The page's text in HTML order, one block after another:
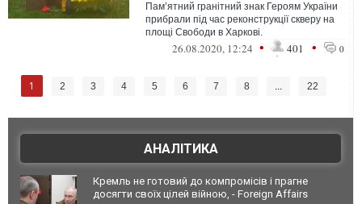
Пам’ятний гранітний знак Героям України
прибрали під час реконструкції скверу на
площі Свободи в Харкові.
26.08.2020, 12:24 • 401 • 0
1 2 3 4 5 6 7 8 ... 22
АНАЛІТИКА
Кремль не готовий до компромісів і прагне
досягти своїх цілей війною, - Foreign Affairs